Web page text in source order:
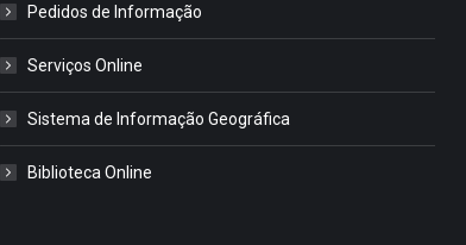
Pedidos de Informação
Serviços Online
Sistema de Informação Geográfica
Biblioteca Online